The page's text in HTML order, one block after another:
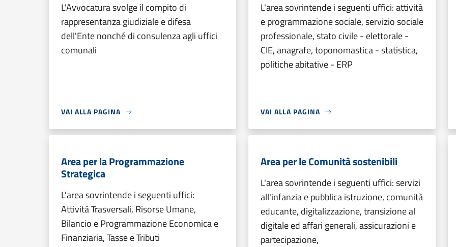
L'Avvocatura svolge il compito di
rappresentanza giudiziale e difesa
dell'Ente nonché di consulenza agli uffici
comunali
VAI ALLA PAGINA
L'area sovrintende i seguenti uffici: attività
e programmazione sociale, servizio sociale
professionale, stato civile - elettorale -
CIE, anagrafe, toponomastica - statistica,
politiche abitative - ERP
VAI ALLA PAGINA
Area per la Programmazione
Strategica
L'area sovrintende i seguenti uffici:
Attività Trasversali, Risorse Umane,
Bilancio e Programmazione Economica e
Finanziaria, Tasse e Tributi
Area per le Comunità sostenibili
L'area sovrintende i seguenti uffici: servizi
all'infanzia e pubblica istruzione, comunità
educante, digitalizzazione, transizione al
digitale ed affari generali, assicurazioni e
partecipazione,